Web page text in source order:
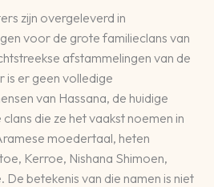
zijn overgeleverd in
voor de grote familieclans van
afstammelingen van de
is er geen volledige
van Hassana, de huidige
die ze het vaakst noemen in
moedertaal, heten
Kerroe, Nishana Shimoen,
De betekenis van die namen is niet